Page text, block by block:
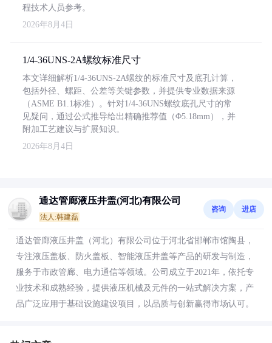
程技术人员参考。
2026年8月4日
1/4-36UNS-2A螺纹标准尺寸
本文详细解析1/4-36UNS-2A螺纹的标准尺寸及底孔计算，
包括外径、螺距、公差等关键参数，并提供专业数据来源
（ASME B1.1标准）。针对1/4-36UNS螺纹底孔尺寸的常
见疑问，通过公式推导给出精确推荐值（Φ5.18mm），并
附加工艺建议与扩展知识。
2026年8月4日
通达管廊液压井盖(河北)有限公司
法人:韩建磊
咨询 进店
通达管廊液压井盖（河北）有限公司位于河北省邯郸市馆陶县，
专注液压盖板、防火盖板、智能液压井盖等产品的研发与制造，
服务于市政管廊、电力通信等领域。公司成立于2021年，依托专
业技术和成熟经验，提供液压机械及元件的一站式解决方案，产
品广泛应用于基础设施建设项目，以品质与创新赢得市场认可。